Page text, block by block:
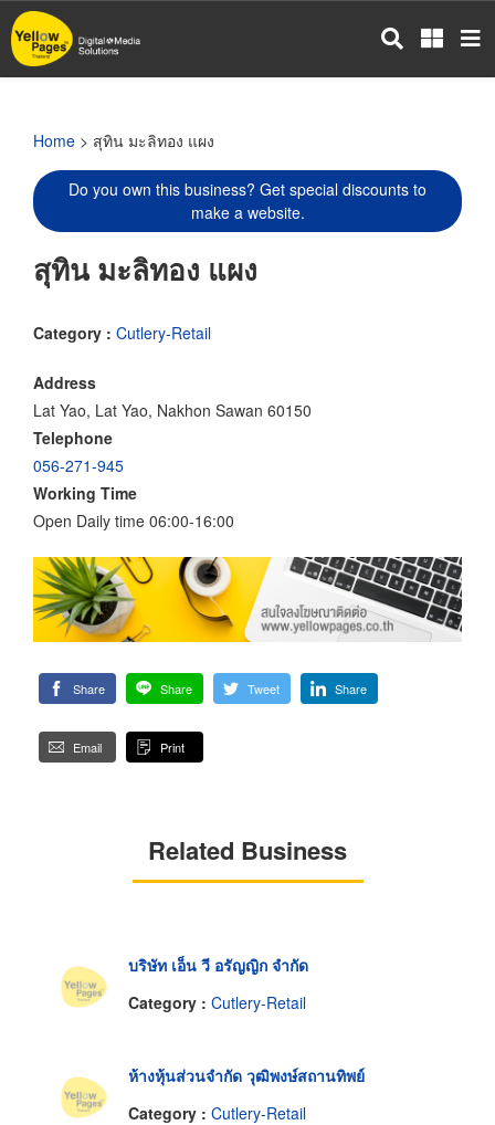
Skip
to
main
Home > สุทิน มะลิทอง แผง
Do you own this business? Get special discounts to
make a website.
สุทิน มะลิทอง แผง
Category : Cutlery-Retail
Address
Lat Yao, Lat Yao, Nakhon Sawan 60150
Telephone
056-271-945
Working Time
Open Daily time 06:00-16:00
Share Share Tweet Share
Email Print
Related Business
บริษัท เอ็น วี อรัญญิก จำกัด
Category : Cutlery-Retail
ห้างหุ้นส่วนจำกัด วุฒิพงษ์สถานทิพย์
Category : Cutlery-Retail